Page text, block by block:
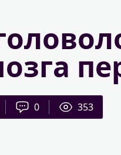
0 353